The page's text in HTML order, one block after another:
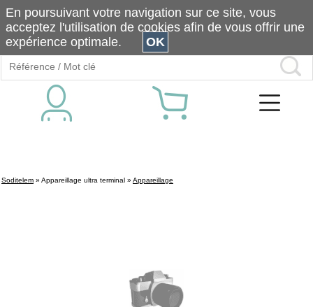
Soditelem » Appareillage ultra terminal » Appareillage
En poursuivant votre navigation sur ce site, vous
acceptez l'utilisation de cookies afin de vous offrir une
expérience optimale.
OK